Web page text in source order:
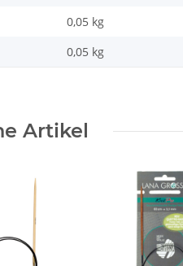
0,05 kg
0,05 kg
Artikel